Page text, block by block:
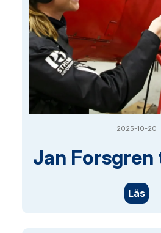
2025-10-20
Jan Forsgren
Läs